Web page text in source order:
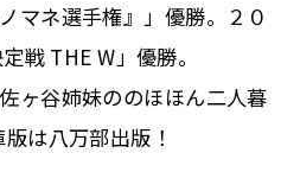
マネ選手権』」優勝。２０
戦 THE W」優勝。
ヶ谷姉妹ののほほん二人暮
は八万部出版！